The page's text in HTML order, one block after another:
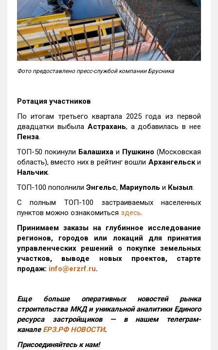
Фото предоставлено пресс-службой компании Брусника
Ротация участников
По итогам третьего квартала 2025 года из первой
двадцатки выбыла Астрахань, а добавилась в нее
Пенза.
ТОП-50 покинули Балашиха и Пушкино (Московская
область), вместо них в рейтинг вошли Архангельски
Нальчик.
ТОП-100 пополнили Энгельс, Мариуполь и Кызыл.
С полным ТОП-100 застраиваемых населенных
пунктов можно ознакомиться здесь.
Принимаем заказы на глубинное исследование
регионов, городов или локаций для принятия
управленческих решений о покупке земельных
участков, выводе новых проектов, старте
продаж: info@erzrf.ru.
Еще больше оперативных новостей рынка
строительства МКД и уникальной аналитики Единого
ресурса застройщиков — в нашем телеграм-
канале ЕРЗ.РФ НОВОСТИ.
Присоединяйтесь к нам!